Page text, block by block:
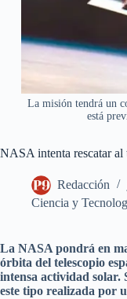
La misión tendrá un
está
NASA intenta rescatar
Redacción
Ciencia y
La NASA pondrá en
órbita del telescopio
intensa actividad solar.
este tipo realizada por